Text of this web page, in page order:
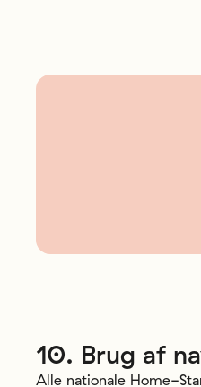
10. Brug af
Alle nationale Home-